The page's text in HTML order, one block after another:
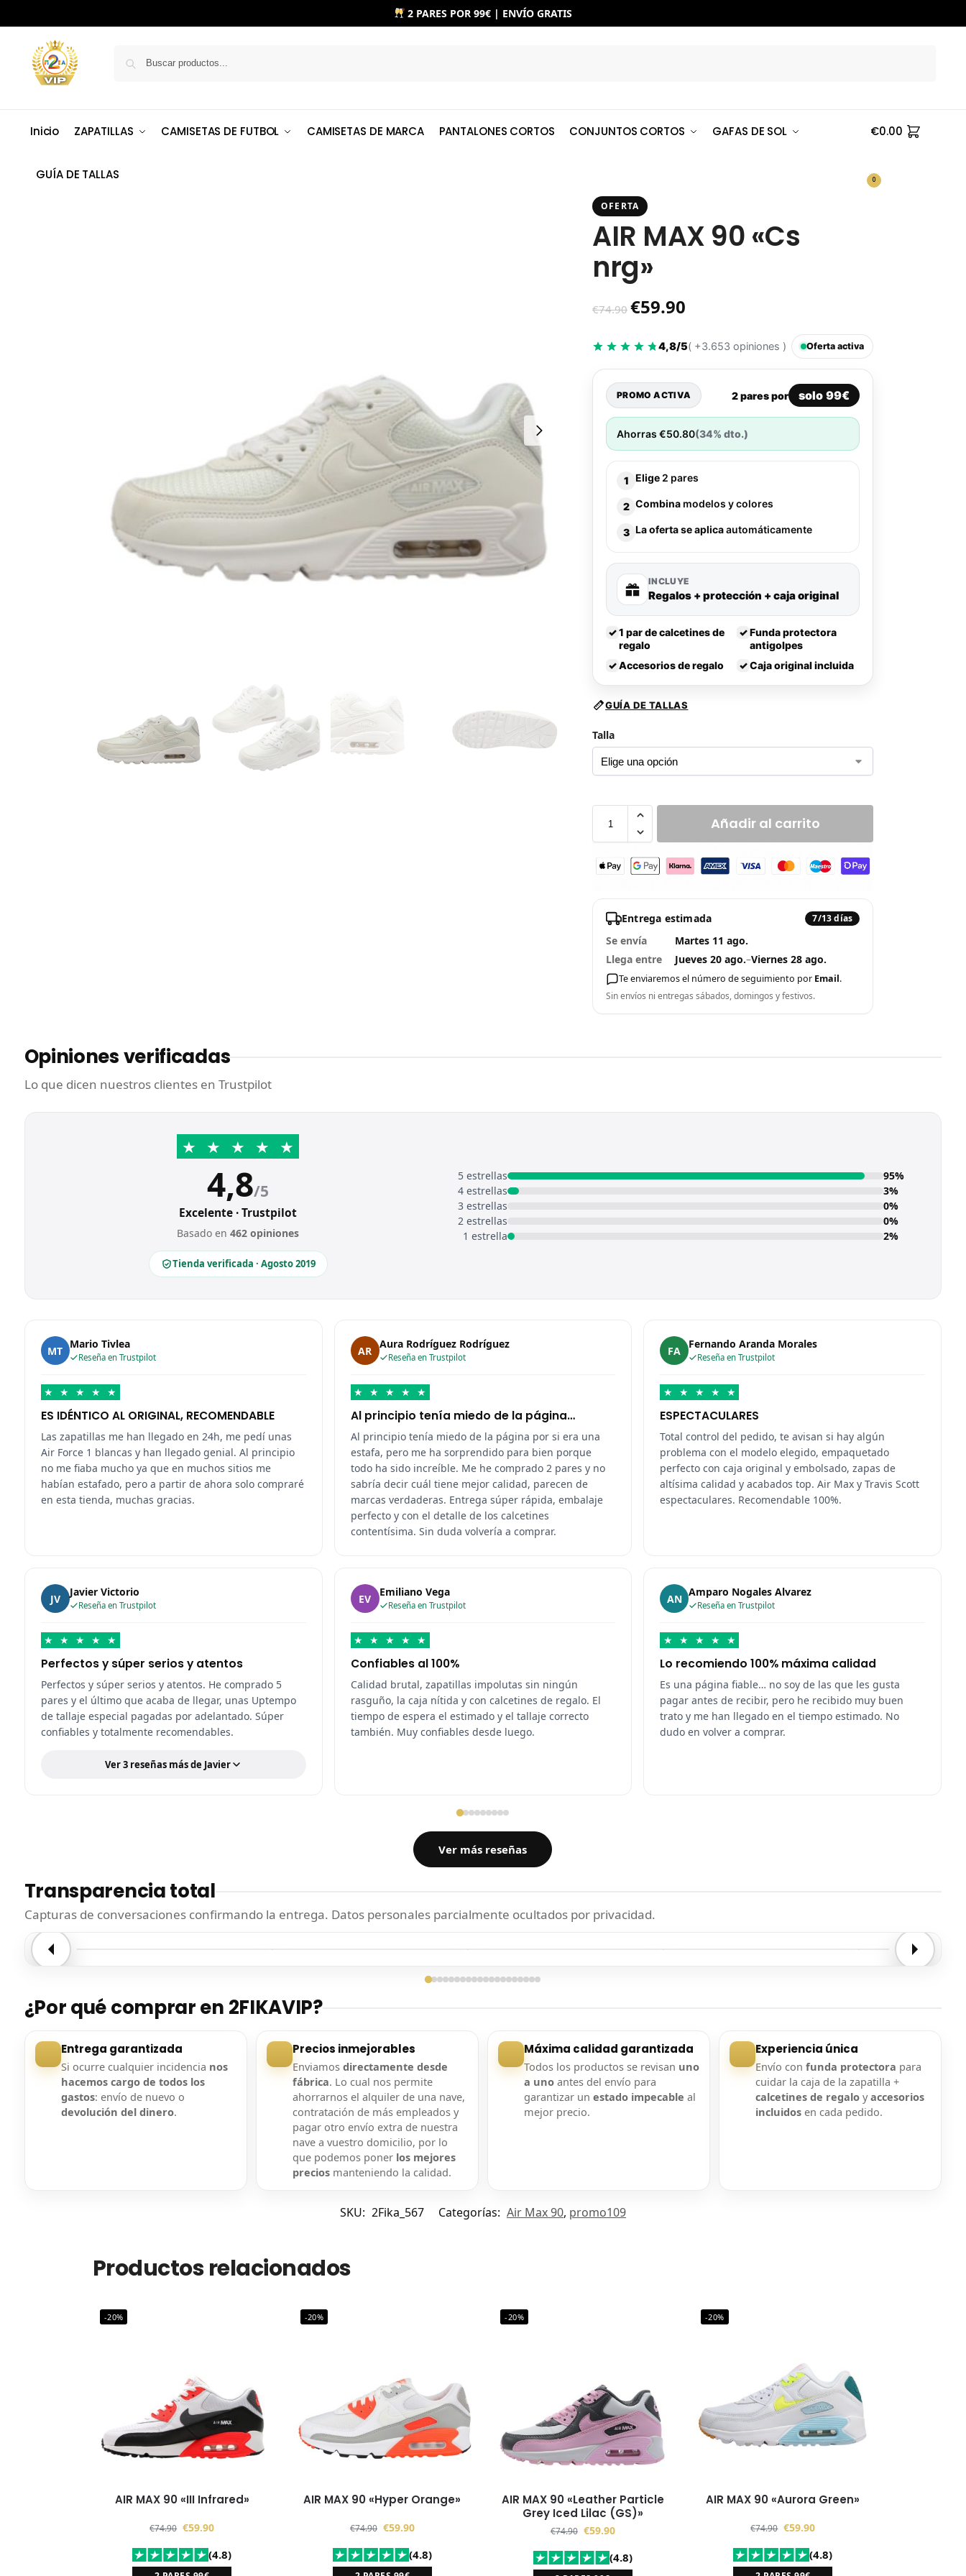
2 PARES POR 99€ | ENVÍO GRATIS
Inicio ZAPATILLAS CAMISETAS DE FUTBOL CAMISETAS DE MARCA PANTALONES CORTOS CONJUNTOS CORTOS GAFAS DE SOL
GUÍA DE TALLAS
€0.00
0
OFERTA
AIR MAX 90 «Cs
nrg»
€74.90 €59.90
4,8/5( +3.653 opiniones ) Oferta activa
PROMO ACTIVA 2 pares por solo 99€
Ahorras€50.80(34% dto.)
1 Elige 2 pares
2 Combina modelos y colores
3 La oferta se aplicaautomáticamente
INCLUYE
Regalos + protección + caja original
✓1 par de calcetines de
regalo
✓ Funda protectora
antigolpes
✓Accesorios de regalo ✓ Caja original incluida
GUÍA DE TALLAS
Talla
Añadir al carrito
Entrega estimada 7/13 días
Se envía
Martes 11 ago.
Llega entre
Jueves 20 ago.–Viernes 28 ago.
Te enviaremos el número de seguimiento por Email.
Sin envíos ni entregas sábados, domingos y festivos.
Opiniones verificadas
Lo que dicen nuestros clientes en Trustpilot
★ ★ ★ ★ ★
4,8/5
Excelente · Trustpilot
Basado en462 opiniones
Tienda verificada · Agosto 2019
5 estrellas
95%
4 estrellas
3%
3 estrellas
0%
2 estrellas
0%
1 estrella
2%
MT Mario Tivlea
Reseña en Trustpilot
★ ★ ★ ★ ★
ES IDÉNTICO AL ORIGINAL, RECOMENDABLE
Las zapatillas me han llegado en 24h, me pedí unas
Air Force 1 blancas y han llegado genial. Al principio
no me fiaba mucho ya que en muchos sitios me
habían estafado, pero a partir de ahora solo compraré
en esta tienda, muchas gracias.
AR Aura Rodríguez Rodríguez
Reseña en Trustpilot
★ ★ ★ ★ ★
Al principio tenía miedo de la página…
Al principio tenía miedo de la página por si era una
estafa, pero me ha sorprendido para bien porque
todo ha sido increíble. Me he comprado 2 pares y no
sabría decir cuál tiene mejor calidad, parecen de
marcas verdaderas. Entrega súper rápida, embalaje
perfecto y con el detalle de los calcetines
contentísima. Sin duda volvería a comprar.
FA Fernando Aranda Morales
Reseña en Trustpilot
★ ★ ★ ★ ★
ESPECTACULARES
Total control del pedido, te avisan si hay algún
problema con el modelo elegido, empaquetado
perfecto con caja original y embolsado, zapas de
altísima calidad y acabados top. Air Max y Travis Scott
espectaculares. Recomendable 100%.
JV Javier Victorio
Reseña en Trustpilot
★ ★ ★ ★ ★
Perfectos y súper serios y atentos
Perfectos y súper serios y atentos. He comprado 5
pares y el último que acaba de llegar, unas Uptempo
de tallaje especial pagadas por adelantado. Súper
confiables y totalmente recomendables.
Ver 3 reseñas más de Javier
EV Emiliano Vega
Reseña en Trustpilot
★ ★ ★ ★ ★
Confiables al 100%
Calidad brutal, zapatillas impolutas sin ningún
rasguño, la caja nítida y con calcetines de regalo. El
tiempo de espera el estimado y el tallaje correcto
también. Muy confiables desde luego.
AN Amparo Nogales Alvarez
Reseña en Trustpilot
★ ★ ★ ★ ★
Lo recomiendo 100% máxima calidad
Es una página fiable… no soy de las que les gusta
pagar antes de recibir, pero he recibido muy buen
trato y me han llegado en el tiempo estimado. No
dudo en volver a comprar.
Ver más reseñas
Transparencia total
Capturas de conversaciones confirmando la entrega. Datos personales parcialmente ocultados por privacidad.
Entrega confirmada
¿Por qué comprar en 2FIKAVIP?
Entrega garantizada
Si ocurre cualquier incidencia nos
hacemos cargo de todos los
gastos: envío de nuevo o
devolución del dinero.
Precios inmejorables
Enviamos directamente desde
fábrica. Lo cual nos permite
ahorrarnos el alquiler de una nave,
contratación de más empleados y
pagar otro envío extra de nuestra
nave a vuestro domicilio, por lo
que podemos poner los mejores
preciosmanteniendo la calidad.
Máxima calidad garantizada
Todos los productos se revisan uno
a unoantes del envío para
garantizar un estado impecable al
mejor precio.
Experiencia única
Envío confunda protectora para
cuidar la caja de la zapatilla +
calcetines de regalo yaccesorios
incluidos en cada pedido.
SKU: 2Fika_567 Categorías: Air Max 90, promo109
Productos relacionados
-20%
AIR MAX 90 «III Infrared»
€74.90 €59.90
(4.8)
-20%
AIR MAX 90 «Hyper Orange»
€74.90 €59.90
(4.8)
-20%
AIR MAX 90 «Leather Particle
Grey Iced Lilac (GS)»
€74.90 €59.90
(4.8)
-20%
AIR MAX 90 «Aurora Green»
€74.90 €59.90
(4.8)